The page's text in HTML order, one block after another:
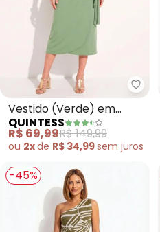
Vestido (Verde) em
Malha de Viscose
QUINTESS
R$ 69,99R$ 149,99
ou 2xde R$ 34,99sem juros
-45%